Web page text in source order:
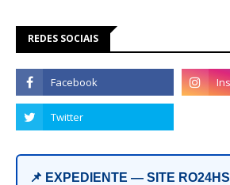
REDES SOCIAIS
📌 EXPEDIENTE — SITE RO24HS